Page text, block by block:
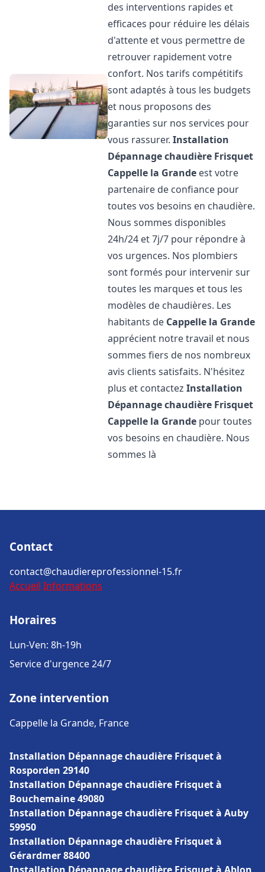
des interventions rapides et
efficaces pour réduire les délais
d'attente et vous permettre de
retrouver rapidement votre
confort. Nos tarifs compétitifs
sont adaptés à tous les budgets
et nous proposons des
garanties sur nos services pour
vous rassurer.Installation
Dépannage chaudière Frisquet
Cappelle la Grande est votre
partenaire de confiance pour
toutes vos besoins en chaudière.
Nous sommes disponibles
24h/24 et 7j/7 pour répondre à
vos urgences. Nos plombiers
sont formés pour intervenir sur
toutes les marques et tous les
modèles de chaudières. Les
habitants de Cappelle la Grande
apprécient notre travail et nous
sommes fiers de nos nombreux
avis clients satisfaits. N'hésitez
plus et contactezInstallation
Dépannage chaudière Frisquet
Cappelle la Grande pour toutes
vos besoins en chaudière. Nous
sommes là
Contact
contact@chaudiereprofessionnel-15.fr
Accueil Informations
Horaires
Lun-Ven: 8h-19h
Service d'urgence 24/7
Zone intervention
Cappelle la Grande, France
Installation Dépannage chaudière Frisquet à
Rosporden 29140
Installation Dépannage chaudière Frisquet à
Bouchemaine 49080
Installation Dépannage chaudière Frisquet à Auby
59950
Installation Dépannage chaudière Frisquet à
Gérardmer 88400